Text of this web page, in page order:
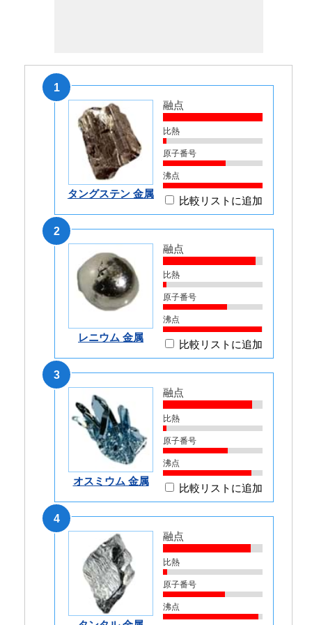
1
タングステン 金属
融点
比熱
原子番号
沸点
比較リストに追加
2
レニウム 金属
融点
比熱
原子番号
沸点
比較リストに追加
3
オスミウム 金属
融点
比熱
原子番号
沸点
比較リストに追加
4
融点
比熱
原子番号
沸点